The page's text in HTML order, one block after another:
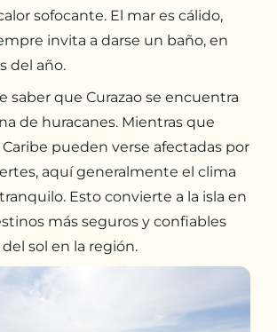
sofocante. El mar es cálido,
invita a darse un baño, en
del año.
saber que Curazao se encuentra
de huracanes. Mientras que
Caribe pueden verse afectadas por
aquí generalmente el clima
Esto convierte a la isla en
más seguros y confiables
sol en la región.